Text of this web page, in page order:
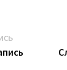
Предыдущая
запись: